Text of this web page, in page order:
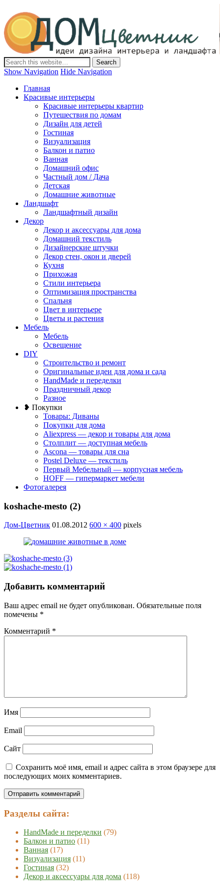
Дом-Цветник
Дизайн интерьера и ландшафта, декор и обустройство дома.
Идеи со всего мира.
Show Navigation Hide Navigation
Главная
Красивые интерьеры
Красивые интерьеры квартир
Путешествия по домам
Дизайн для детей
Гостиная
Визуализация
Балкон и патио
Ванная
Домашний офис
Частный дом / Дача
Детская
Домашние животные
Ландшафт
Ландшафтный дизайн
Декор
Декор и аксессуары для дома
Домашний текстиль
Дизайнерские штучки
Декор стен, окон и дверей
Кухня
Прихожая
Стили интерьера
Оптимизация пространства
Спальня
Цвет в интерьере
Цветы и растения
Мебель
Мебель
Освещение
DIY
Строительство и ремонт
Оригинальные идеи для дома и сада
HandMade и переделки
Праздничный декор
Разное
❥ Покупки
Товары: Диваны
Покупки для дома
Aliexpress — декор и товары для дома
Столплит — доступная мебель
Ascona — товары для сна
Postel Deluxe — текстиль
Первый Мебельный — корпусная мебель
HOFF — гипермаркет мебели
Фотогалерея
koshache-mesto (2)
Дом-Цветник 01.08.2012 600 × 400 pixels
Добавить комментарий
Ваш адрес email не будет опубликован. Обязательные поля
помечены *
Комментарий *
Имя
Email
Сайт
Сохранить моё имя, email и адрес сайта в этом браузере для
последующих моих комментариев.
Разделы сайта:
HandMade и переделки (79)
Балкон и патио (11)
Ванная (17)
Визуализация (11)
Гостиная (32)
Декор и аксессуары для дома (118)